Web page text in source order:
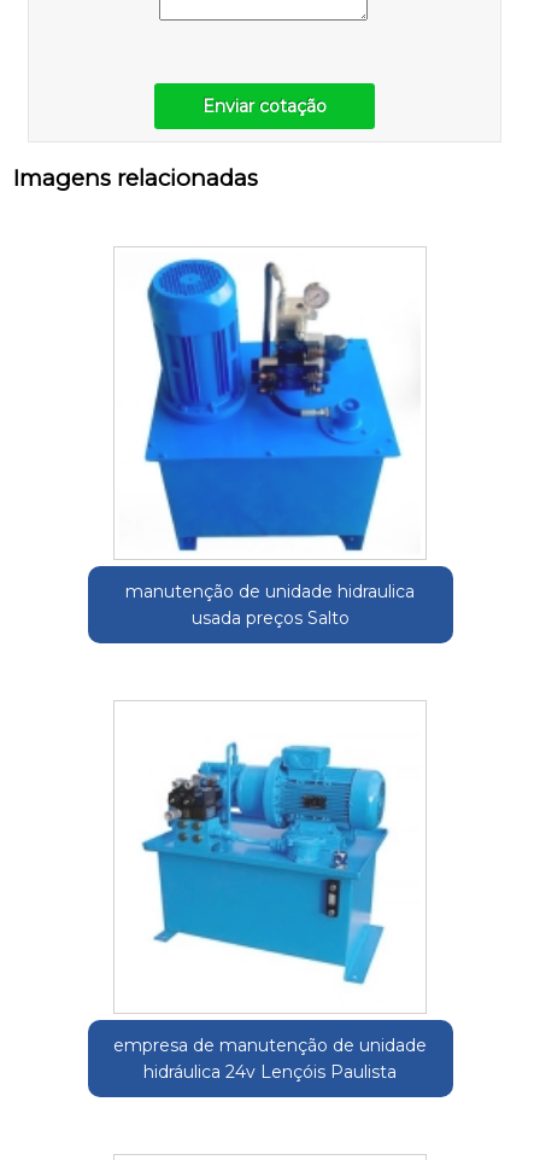
Enviar cotação
Imagens relacionadas
manutenção de unidade hidraulica
usada preços Salto
empresa de manutenção de unidade
hidráulica 24v Lençóis Paulista